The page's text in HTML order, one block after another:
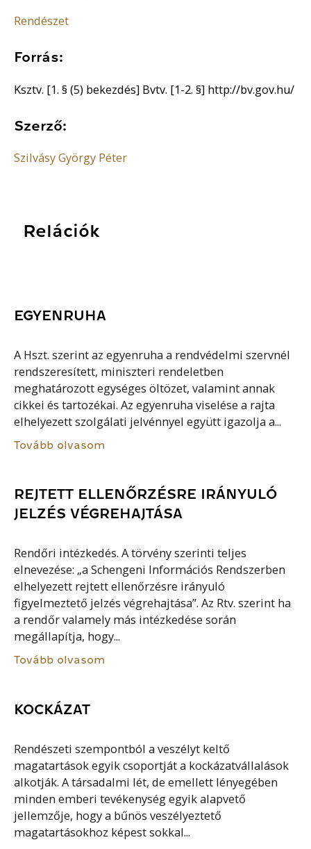
Rendészet
Forrás:
Ksztv. [1. § (5) bekezdés] Bvtv. [1-2. §] http://bv.gov.hu/
Szerző:
Szilvásy György Péter
Relációk
EGYENRUHA
A Hszt. szerint az egyenruha a rendvédelmi szervnél
rendszeresített, miniszteri rendeletben
meghatározott egységes öltözet, valamint annak
cikkei és tartozékai. Az egyenruha viselése a rajta
elhelyezett szolgálati jelvénnyel együtt igazolja a...
Tovább olvasom
REJTETT ELLENŐRZÉSRE IRÁNYULÓ
JELZÉS VÉGREHAJTÁSA
Rendőri intézkedés. A törvény szerinti teljes
elnevezése: „a Schengeni Információs Rendszerben
elhelyezett rejtett ellenőrzésre irányuló
figyelmeztető jelzés végrehajtása”. Az Rtv. szerint ha
a rendőr valamely más intézkedése során
megállapítja, hogy...
Tovább olvasom
KOCKÁZAT
Rendészeti szempontból a veszélyt keltő
magatartások egyik csoportját a kockázatvállalások
alkotják. A társadalmi lét, de emellett lényegében
minden emberi tevékenység egyik alapvető
jellemzője, hogy a bűnös veszélyeztető
magatartásokhoz képest sokkal...